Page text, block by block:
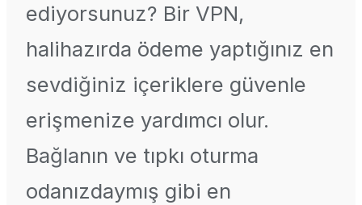
ediyorsunuz? Bir VPN,
halihazırda ödeme yaptığınız en
sevdiğiniz içeriklere güvenle
erişmenize yardımcı olur.
Bağlanın ve tıpkı oturma
odanızdaymış gibi en